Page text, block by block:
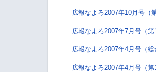
広報なよろ2007年10月号（
広報なよろ2007年7月号（第
広報なよろ2007年4月号（
広報なよろ2007年4月号（第